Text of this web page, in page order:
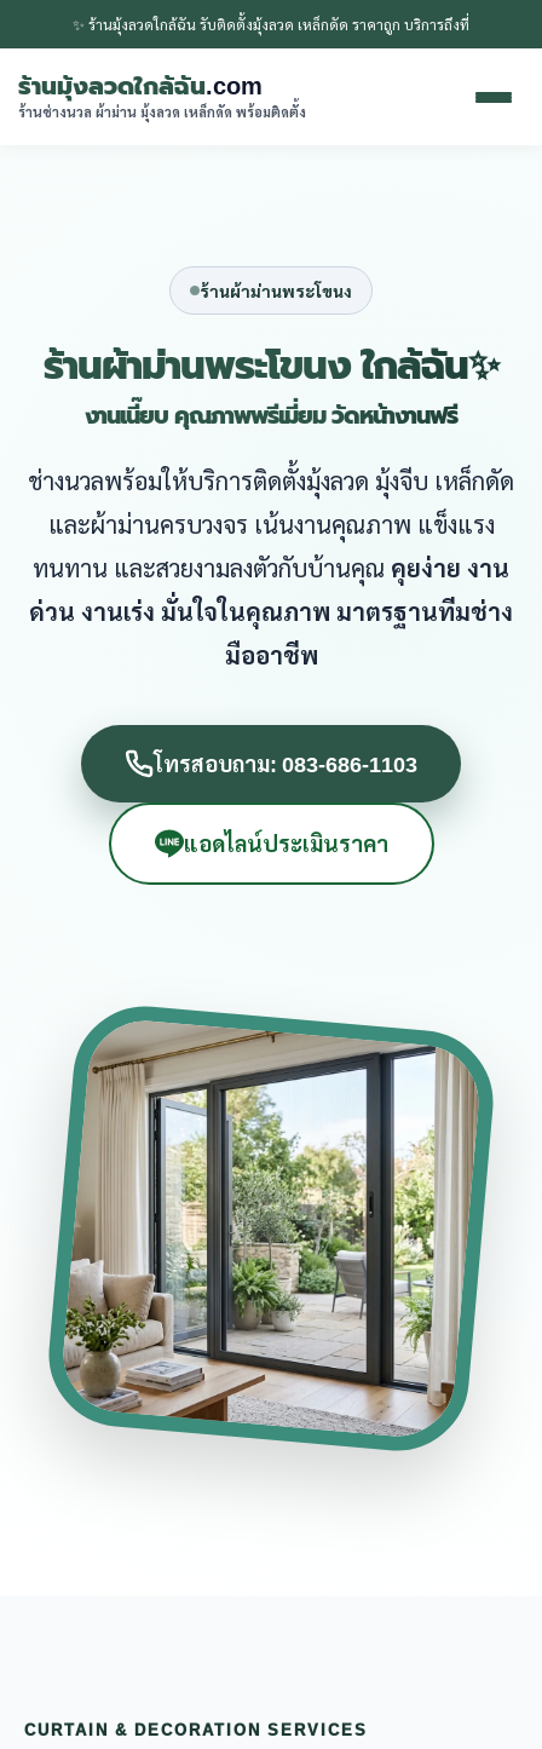
✨ ร้านมุ้งลวดใกล้ฉัน รับติดตั้งมุ้งลวด เหล็กดัด ราคาถูก บริการถึงที่
ร้านมุ้งลวดใกล้ฉัน.com
ร้านช่างนวล ผ้าม่าน มุ้งลวด เหล็กดัด พร้อมติดตั้ง
ร้านผ้าม่านพระโขนง
ร้านผ้าม่านพระโขนง ใกล้ฉัน✨
งานเนี๊ยบ คุณภาพพรีเมี่ยม วัดหน้างานฟรี
ช่างนวลพร้อมให้บริการติดตั้งมุ้งลวด มุ้งจีบ เหล็กดัด
และผ้าม่านครบวงจร เน้นงานคุณภาพ แข็งแรง
ทนทาน และสวยงามลงตัวกับบ้านคุณ คุยง่าย งาน
ด่วน งานเร่ง มั่นใจในคุณภาพ มาตรฐานทีมช่าง
มืออาชีพ
โทรสอบถาม: 083-686-1103
แอดไลน์ประเมินราคา
CURTAIN & DECORATION SERVICES